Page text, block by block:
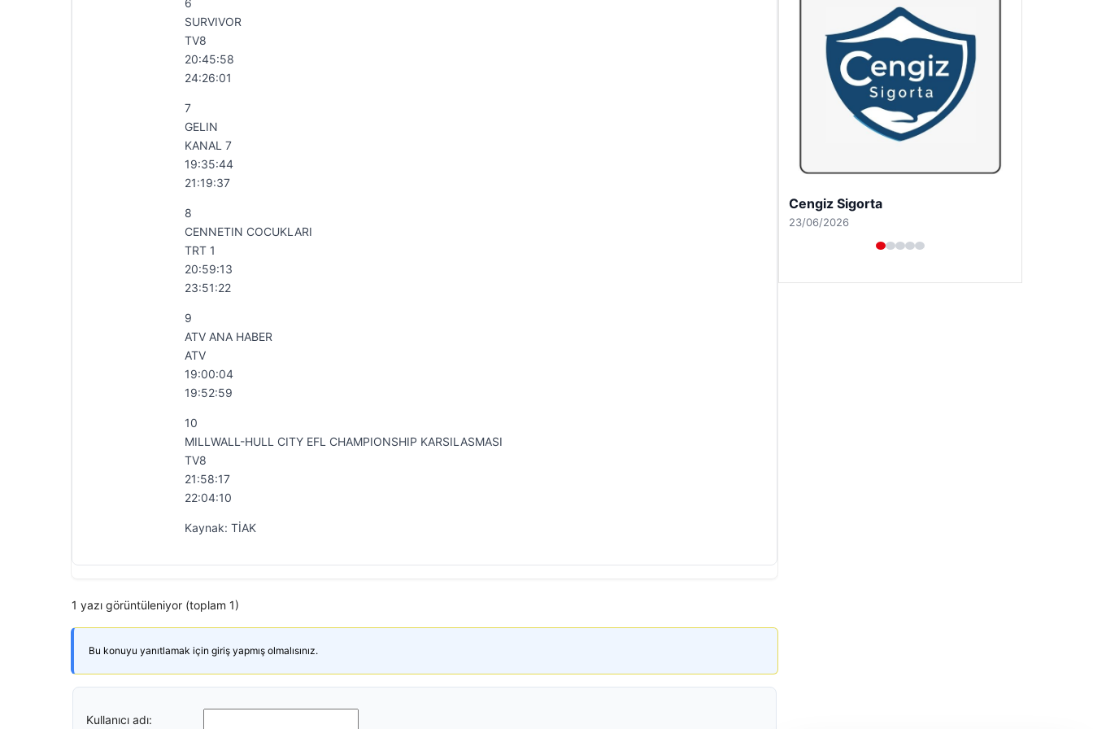
6
SURVIVOR
TV8
20:45:58
24:26:01
7
GELIN
KANAL 7
19:35:44
21:19:37
8
CENNETIN COCUKLARI
TRT 1
20:59:13
23:51:22
9
ATV ANA HABER
ATV
19:00:04
19:52:59
10
MILLWALL-HULL CITY EFL CHAMPIONSHIP KARSILASMASI
TV8
21:58:17
22:04:10
Kaynak: TİAK
1 yazı görüntüleniyor (toplam 1)
Bu konuyu yanıtlamak için giriş yapmış olmalısınız.
Kullanıcı adı:
Hastaş Beton
26/05/2026